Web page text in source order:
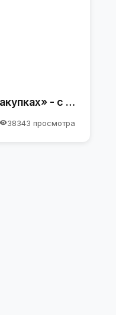
- с 1
38343 просмотра